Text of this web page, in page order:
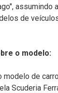
assumindo
de
o modelo:
modelo de
Scuderia